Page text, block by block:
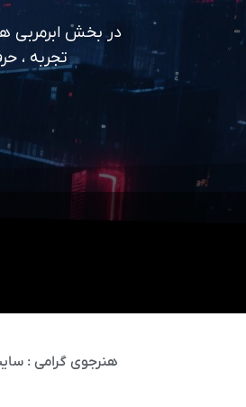
در بخش ابرمربی
تجربه ،
هنرجوی گرامی :